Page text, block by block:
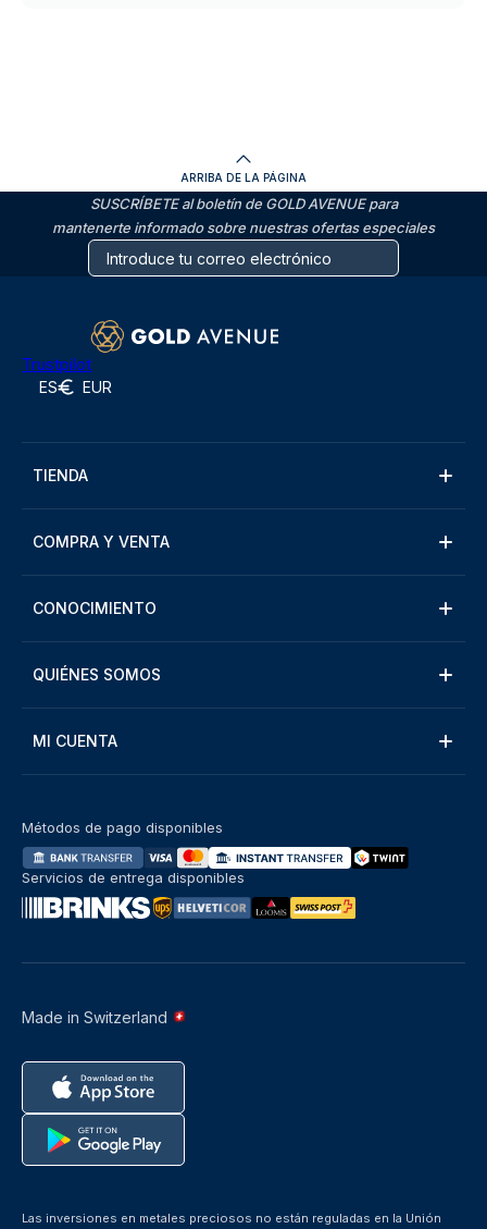
ARRIBA DE LA PÁGINA
SUSCRÍBETE al boletín de GOLD AVENUE para
mantenerte informado sobre nuestras ofertas especiales
Trustpilot
ES EUR
TIENDA
COMPRA Y VENTA
CONOCIMIENTO
QUIÉNES SOMOS
MI CUENTA
Made in Switzerland
Métodos de pago disponibles
Servicios de entrega disponibles
Las inversiones en metales preciosos no están reguladas en la Unión